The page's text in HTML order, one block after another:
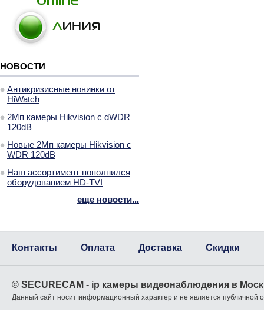
НОВОСТИ
Антикризисные новинки от
HiWatch
2Мп камеры Hikvision с dWDR
120dB
Новые 2Мп камеры Hikvision с
WDR 120dB
Наш ассортимент пополнился
оборудованием HD-TVI
еще новости...
Контакты Оплата Доставка Скидки
© SECURECAM - ip камеры видеонаблюдения в
Данный сайт носит информационный характер и не является публичной